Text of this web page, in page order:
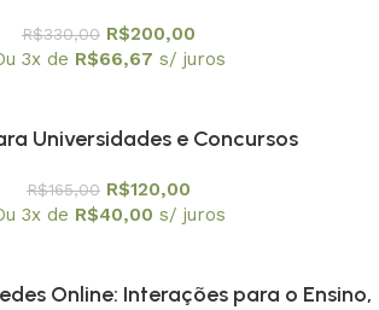
R$330,00 R$200,00
3x de R$66,67 s/ juros
Universidades e Concursos
R$165,00 R$120,00
3x de R$40,00 s/ juros
Online: Interações para o Ensino,